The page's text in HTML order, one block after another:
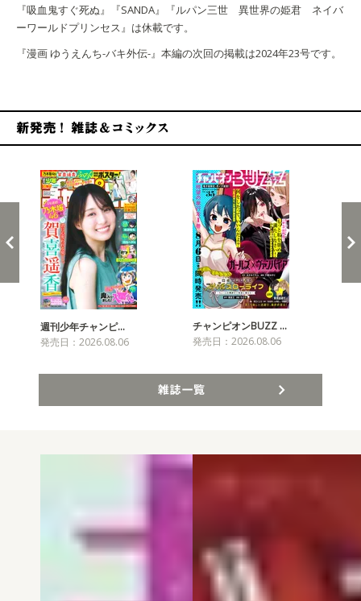
『吸血鬼すぐ死ぬ』『SANDA』『ルパン三世 異世界の姫君 ネイバ
ーワールドプリンセス』は休載です。
『漫画 ゆうえんち-バキ外伝-』本編の次回の掲載は2024年23号です。
週刊少年チャンピ…
発売日：2026.08.06
チャンピオンBUZZ …
発売日：2026.08.06